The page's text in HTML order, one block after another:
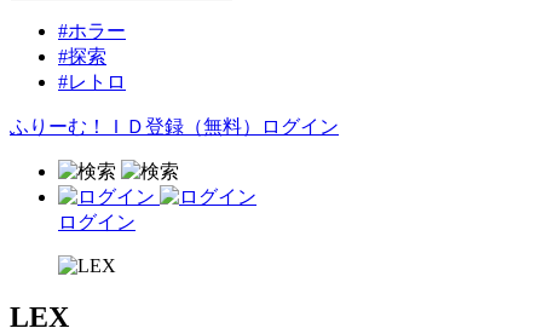
#ホラー
#探索
#レトロ
ふりーむ！ＩＤ登録（無料） ログイン
ログイン
LEX